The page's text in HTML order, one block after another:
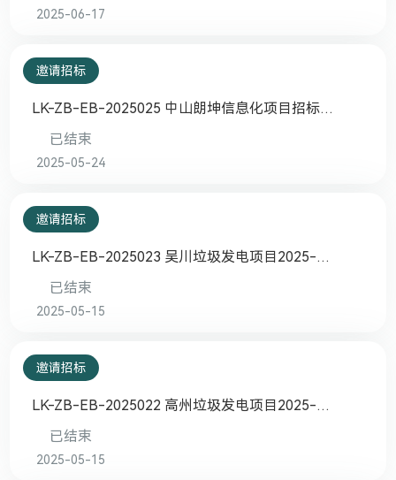
2025-06-17
邀请招标
LK-ZB-EB-2025025 中山朗坤信息化项目招标采
已结束
2025-05-24
邀请招标
LK-ZB-EB-2025023 吴川垃圾发电项目2025-
2026年尿素招标采购
已结束
2025-05-15
邀请招标
LK-ZB-EB-2025022 高州垃圾发电项目2025-
2026年尿素招标采购
已结束
2025-05-15